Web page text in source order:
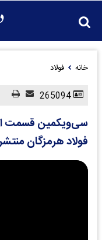
خانه فولاد
سی‌ویکمین قسمت از
فولاد هرمزگان